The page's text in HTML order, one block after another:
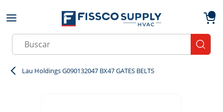
Skip to main content
Site Search
Lau Holdings G090132047 BX47 GATES BELTS